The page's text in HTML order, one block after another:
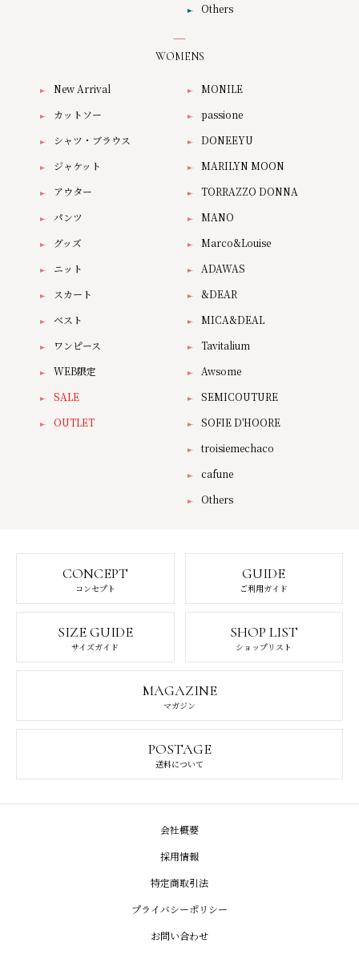
Others
WOMENS
New Arrival
カットソー
シャツ・ブラウス
ジャケット
アウター
パンツ
グッズ
ニット
スカート
ベスト
ワンピース
WEB限定
SALE
OUTLET
MONILE
passione
DONEEYU
MARILYN MOON
TORRAZZO DONNA
MANO
Marco&Louise
ADAWAS
&DEAR
MICA&DEAL
Tavitalium
Awsome
SEMICOUTURE
SOFIE D'HOORE
troisiemechaco
cafune
Others
CONCEPT
コンセプト
GUIDE
ご利用ガイド
SIZE GUIDE
サイズガイド
SHOP LIST
ショップリスト
MAGAZINE
マガジン
POSTAGE
送料について
会社概要
採用情報
特定商取引法
プライバシーポリシー
お問い合わせ